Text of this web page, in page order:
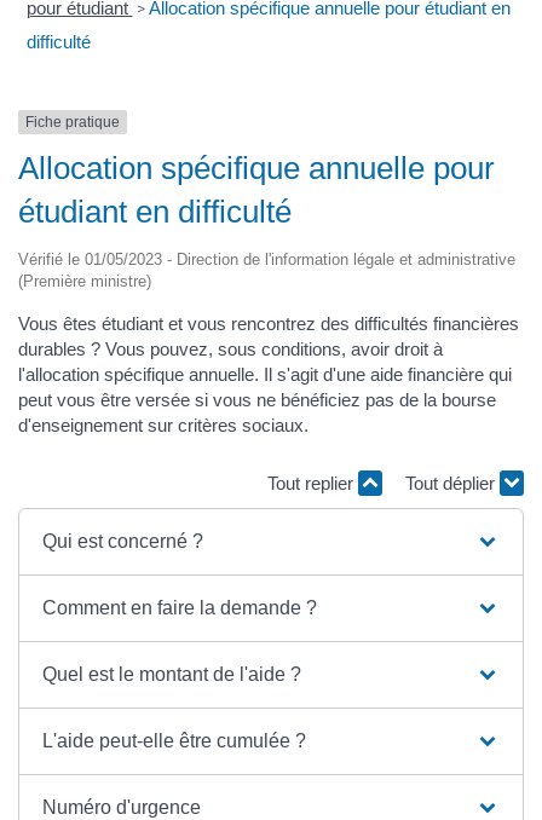
pour étudiant > Allocation spécifique annuelle pour étudiant en
difficulté
Fiche pratique
Allocation spécifique annuelle pour
étudiant en difficulté
Vérifié le 01/05/2023 - Direction de l'information légale et administrative
(Première ministre)
Vous êtes étudiant et vous rencontrez des difficultés financières
durables ? Vous pouvez, sous conditions, avoir droit à
l'allocation spécifique annuelle. Il s'agit d'une aide financière qui
peut vous être versée si vous ne bénéficiez pas de la bourse
d'enseignement sur critères sociaux.
Tout replier Tout déplier
Qui est concerné ?
Comment en faire la demande ?
Quel est le montant de l'aide ?
L'aide peut-elle être cumulée ?
Numéro d'urgence